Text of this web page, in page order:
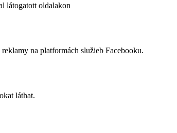
látogatott oldalakon
na platformách služieb Facebooku.
láthat.